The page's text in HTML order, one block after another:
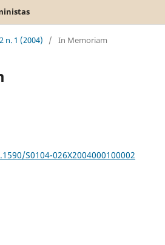
n. 1 (2004) / In Memoriam
S0104-026X2004000100002